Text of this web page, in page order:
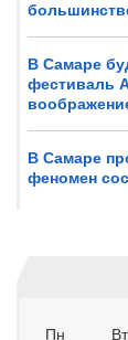
В Самаре
фестиваль
В Самаре
феномен
Пн
Вт